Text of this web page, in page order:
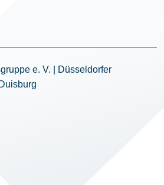
e. V. | Düsseldorfer